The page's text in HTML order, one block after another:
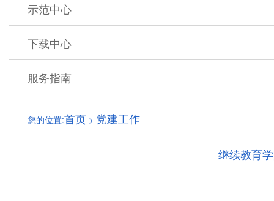
示范中心
下载中心
服务指南
您的位置:首页 > 党建工作
继续教育